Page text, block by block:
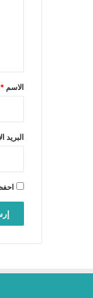
*
الاسم *
البريد